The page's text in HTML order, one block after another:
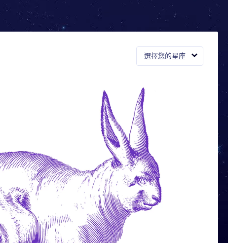
選擇您的星座